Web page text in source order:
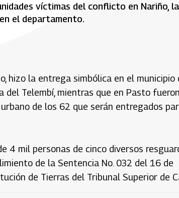
víctimas del conflicto en Nariño, la
el departamento.
hizo la entrega simbólica en el municipio
Telembí, mientras que en Pasto fueron
de los 62 que serán entregados
4 mil personas de cinco diversos
de la Sentencia No. 032 del 16 de
de Tierras del Tribunal Superior de